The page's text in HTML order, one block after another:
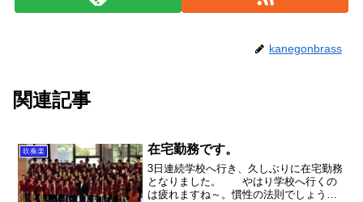
kanegonbrass
関連記事
吹奏楽 在宅勤務です。
3日連続学校へ行き、久しぶりに在宅勤務
となりました。 やはり学校へ行くの
は疲れますね～。慣性の法則でしょう